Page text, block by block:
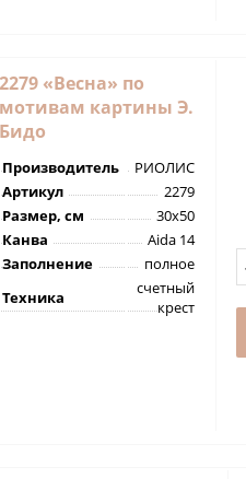
2279 «Весна» по
мотивам картины Э.
Бидо
Производитель
РИОЛИС
Артикул
2279
Размер, см
30х50
Канва
Aida 14
Заполнение
полное
Техника
счетный
крест